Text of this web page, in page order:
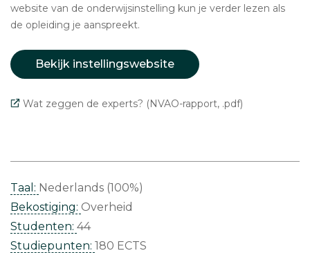
website van de onderwijsinstelling kun je verder lezen als
de opleiding je aanspreekt.
Bekijk instellingswebsite
Wat zeggen de experts? (NVAO-rapport, .pdf)
Taal: Nederlands (100%)
Bekostiging: Overheid
Studenten: 44
Studiepunten: 180 ECTS